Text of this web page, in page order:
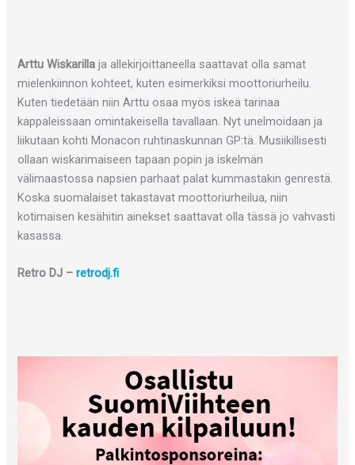
Arttu Wiskarilla ja allekirjoittaneella saattavat olla samat
mielenkiinnon kohteet, kuten esimerkiksi moottoriurheilu.
Kuten tiedetään niin Arttu osaa myös iskeä tarinaa
kappaleissaan omintakeisella tavallaan. Nyt unelmoidaan ja
liikutaan kohti Monacon ruhtinaskunnan GP:tä. Musiikillisesti
ollaan wiskarimaiseen tapaan popin ja iskelmän
välimaastossa napsien parhaat palat kummastakin genrestä.
Koska suomalaiset takastavat moottoriurheilua, niin
kotimaisen kesähitin ainekset saattavat olla tässä jo vahvasti
kasassa.
Retro DJ –retrodj.fi